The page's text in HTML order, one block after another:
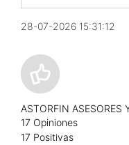
28-07-2026 15:31:12
ASTORFIN ASESORES
17 Opiniones
17 Positivas